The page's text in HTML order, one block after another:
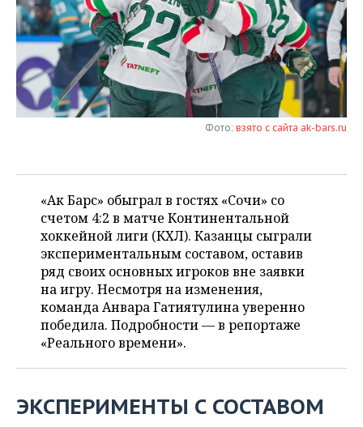
НЕФТЬ
ОПК
ЭНЕРГЕТИКА
РОЗНИЧНАЯ ТОРГОВЛЯ
ТРАНСПОРТ
УСЛУГИ
НОВОСТИ ТЕХНОЛОГИЙ
IT
МЕДИА
МЕРОПРИЯТИЯ
НОВОСТИ МЕРОПРИЯТИЙ
ВЫЕЗДНАЯ РЕДАКЦИЯ
ОТКРЫТАЯ ЛЕКЦИЯ
СПОРТ
НОВОСТИ СПОРТА
БАСКЕТБОЛ
ВОЛЕЙБОЛ
КИБЕРСПОРТ
ФИГУРНОЕ КАТАНИЕ
ВОДНЫЕ ВИДЫ СПОРТА
ОБЩЕСТВО
ИНФРАСТРУКТУРА
ИСТОРИЯ
КУЛЬТУРА
МЕДИЦИНА
ОБРАЗОВАНИЕ
СПРАВОЧНИК
СПИСОК ПЕРСОН
СПИСОК КОМПАНИЙ
ПОЛНАЯ ВЕРСИЯ
Фото: взято с сайта ak-bars.ru
«Ак Барс» обыграл в гостях «Сочи» со
счетом 4:2 в матче Континентальной
хоккейной лиги (КХЛ). Казанцы сыграли
экспериментальным составом, оставив
ряд своих основных игроков вне заявки
на игру. Несмотря на изменения,
команда Анвара Гатиятулина уверенно
победила. Подробности — в репортаже
«Реального времени».
ЭКСПЕРИМЕНТЫ С СОСТАВОМ